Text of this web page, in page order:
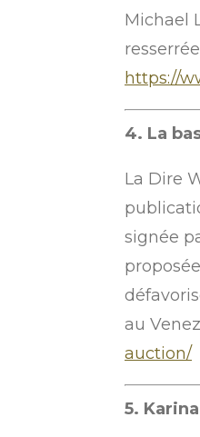
Michael
https://
4. La
La Dire
signée
au
auction/
5.